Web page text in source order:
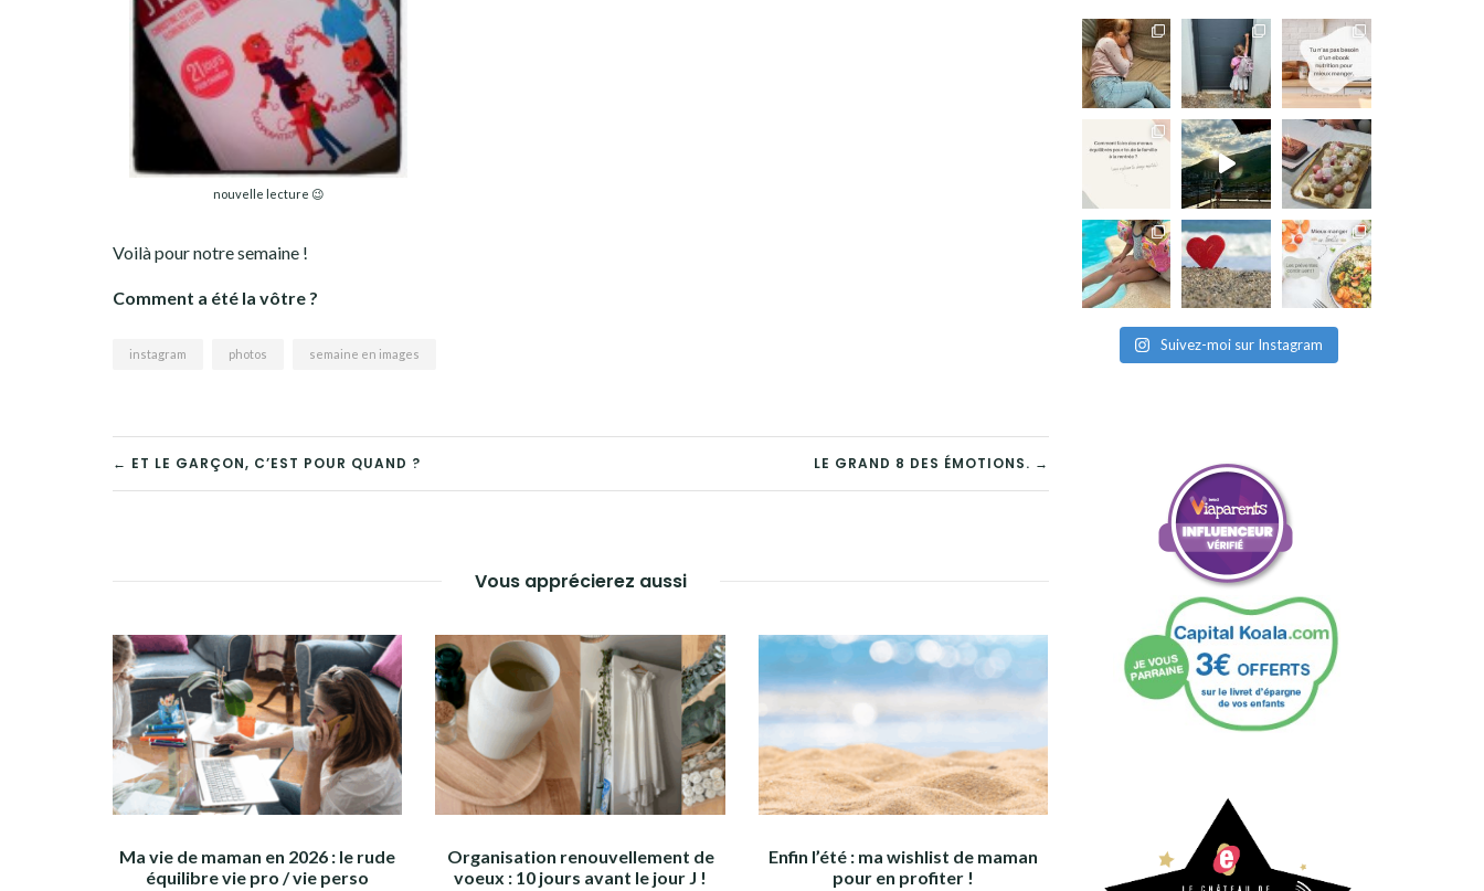
nouvelle lecture 😉
Voilà pour notre semaine !
Comment a été la vôtre ?
instagram photos semaine en images
← ET LE GARÇON, C’EST POUR QUAND ? LE GRAND 8 DES ÉMOTIONS. →
Vous apprécierez aussi
Ma vie de maman en 2026 : le rude
équilibre vie pro / vie perso
Organisation renouvellement de
voeux : 10 jours avant le jour J !
Enfin l’été : ma wishlist de maman
pour en profiter !
Suivez-moi sur Instagram